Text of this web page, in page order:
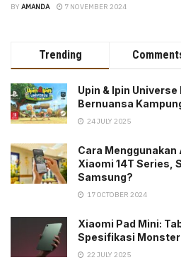
BY AMANDA 7 NOVEMBER 2024
Trending
Upin & Ipin
Bernuansa
24 JULY 2025
Cara Menggunakan
Xiaomi 14T Series,
Samsung?
17 OCTOBER 2024
Xiaomi Pad Mini:
Spesifikasi
22 JULY 2025